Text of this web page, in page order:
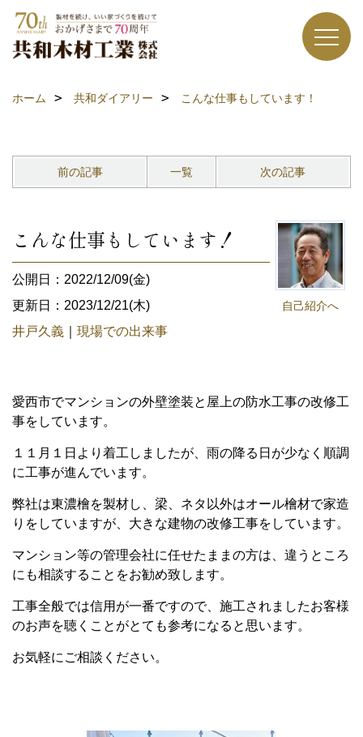
ホーム 共和ダイアリー こんな仕事もしています！
前の記事 一覧 次の記事
自己紹介へ
こんな仕事もしています！
公開日：2022/12/09(金)
更新日：2023/12/21(木)
井戸久義
現場での出来事
愛西市でマンションの外壁塗装と屋上の防水工事の改修工
事をしています。
１１月１日より着工しましたが、雨の降る日が少なく順調
に工事が進んでいます。
弊社は東濃檜を製材し、梁、ネタ以外はオール檜材で家造
りをしていますが、大きな建物の改修工事をしています。
マンション等の管理会社に任せたままの方は、違うところ
にも相談することをお勧め致します。
工事全般では信用が一番ですので、施工されましたお客様
のお声を聴くことがとても参考になると思います。
お気軽にご相談ください。